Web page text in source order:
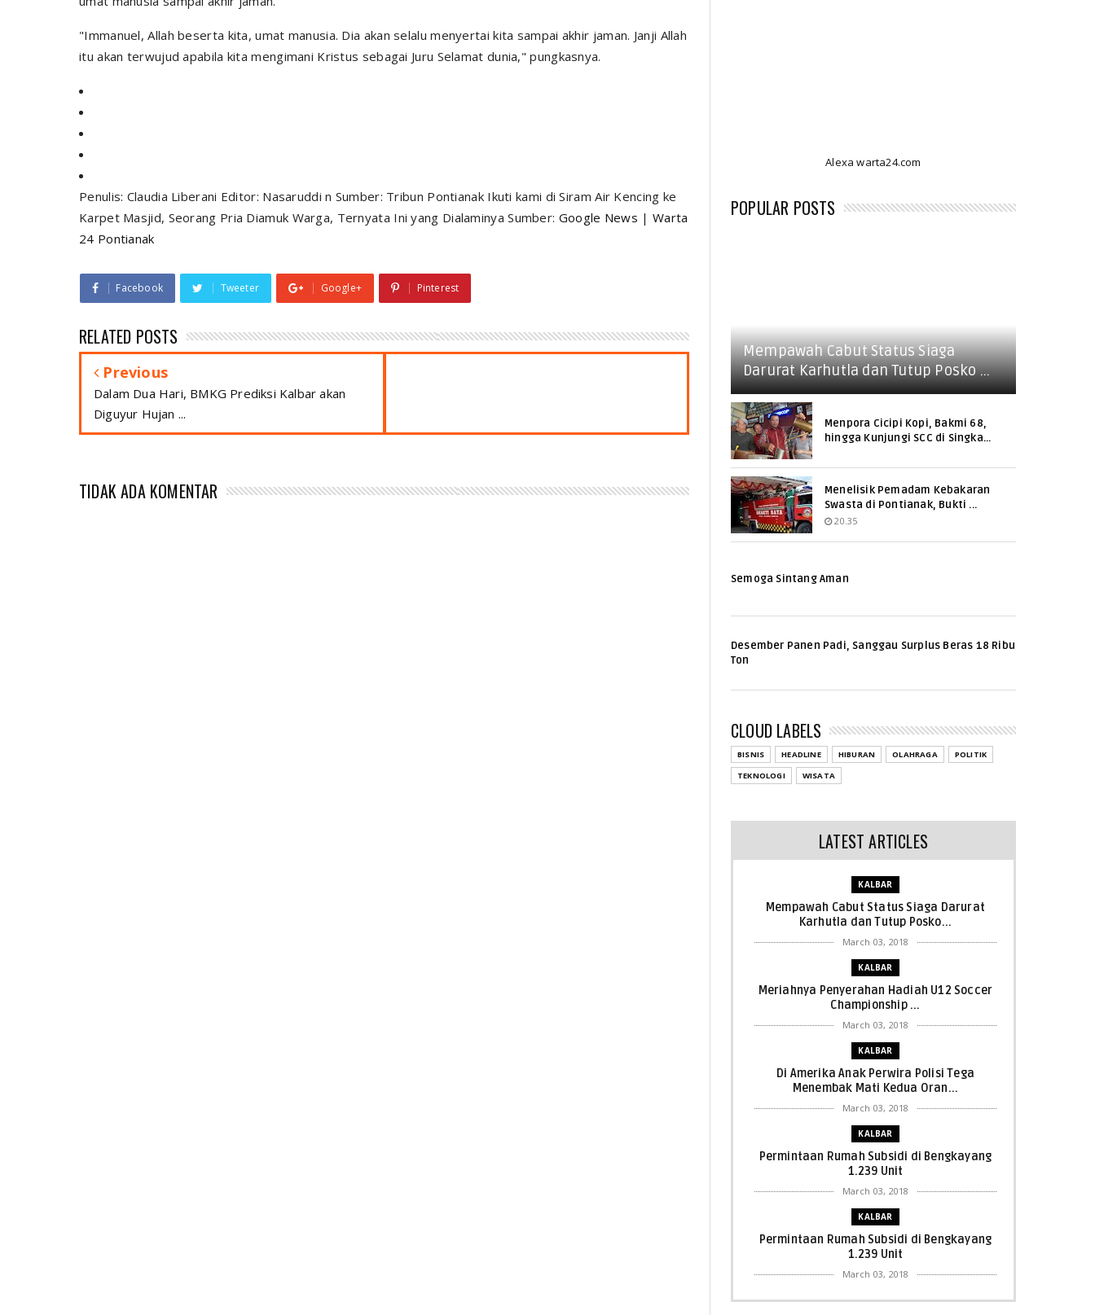
"Immanuel, Allah beserta kita, umat manusia. Dia akan selalu menyertai kita sampai akhir jaman. Janji Allah
itu akan terwujud apabila kita mengimani Kristus sebagai Juru Selamat dunia," pungkasnya.
Penulis: Claudia Liberani Editor: Nasaruddi n Sumber: Tribun Pontianak Ikuti kami di Siram Air Kencing ke
Karpet Masjid, Seorang Pria Diamuk Warga, Ternyata Ini yang Dialaminya Sumber: Google News | Warta
24 Pontianak
Facebook Tweeter Google+ Pinterest
RELATED POSTS
Previous
Dalam Dua Hari, BMKG Prediksi Kalbar akan
Diguyur Hujan ...
TIDAK ADA KOMENTAR
Alexa warta24.com
POPULAR POSTS
Mempawah Cabut Status Siaga
Darurat Karhutla dan Tutup Posko ...
Menpora Cicipi Kopi, Bakmi 68,
hingga Kunjungi SCC di Singka...
Menelisik Pemadam Kebakaran
Swasta di Pontianak, Bukti ...
20.35
Semoga Sintang Aman
Desember Panen Padi, Sanggau Surplus Beras 18 Ribu
Ton
CLOUD LABELS
BISNIS HEADLINE HIBURAN OLAHRAGA
POLITIK
TEKNOLOGI
WISATA
LATEST ARTICLES
KALBAR
Mempawah Cabut Status Siaga Darurat
Karhutla dan Tutup Posko...
March 03, 2018
KALBAR
Meriahnya Penyerahan Hadiah U12 Soccer
Championship ...
March 03, 2018
KALBAR
Di Amerika Anak Perwira Polisi Tega
Menembak Mati Kedua Oran...
March 03, 2018
KALBAR
Permintaan Rumah Subsidi di Bengkayang
1.239 Unit
March 03, 2018
KALBAR
Permintaan Rumah Subsidi di Bengkayang
1.239 Unit
March 03, 2018
KALBAR